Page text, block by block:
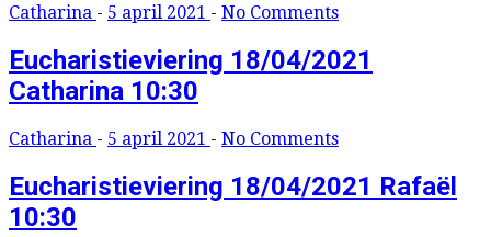
Catharina - 5 april 2021 - No Comments
Eucharistieviering 18/04/2021
Catharina 10:30
Catharina - 5 april 2021 - No Comments
Eucharistieviering 18/04/2021 Rafaël
10:30